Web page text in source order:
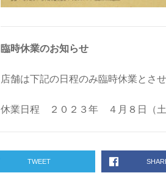
臨時休業のお知らせ
店舗は下記の日程のみ臨時休業とさ
休業日程 ２０２３年 ４月８日（土
TWEET